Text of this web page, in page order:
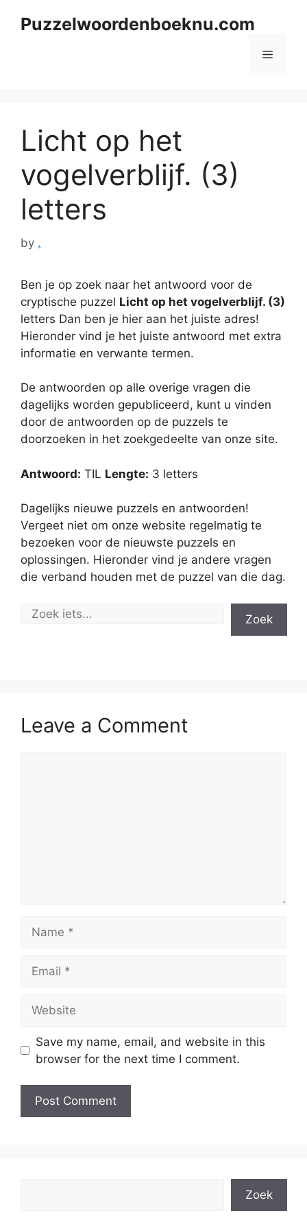
Puzzelwoordenboeknu.com
Menu
Licht op het
vogelverblijf. (3)
letters
by .
Ben je op zoek naar het antwoord voor de
cryptische puzzel Licht op het vogelverblijf. (3)
letters Dan ben je hier aan het juiste adres!
Hieronder vind je het juiste antwoord met extra
informatie en verwante termen.
De antwoorden op alle overige vragen die
dagelijks worden gepubliceerd, kunt u vinden
door de antwoorden op de puzzels te
doorzoeken in het zoekgedeelte van onze site.
Antwoord: TIL Lengte: 3 letters
Dagelijks nieuwe puzzels en antwoorden!
Vergeet niet om onze website regelmatig te
bezoeken voor de nieuwste puzzels en
oplossingen. Hieronder vind je andere vragen
die verband houden met de puzzel van die dag.
Zoek
Leave a Comment
Save my name, email, and website in this
browser for the next time I comment.
Zoek